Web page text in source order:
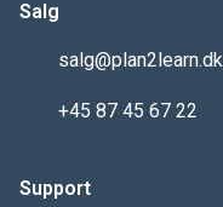
Salg
salg@plan2learn.dk
+45 87 45 67 22
Support